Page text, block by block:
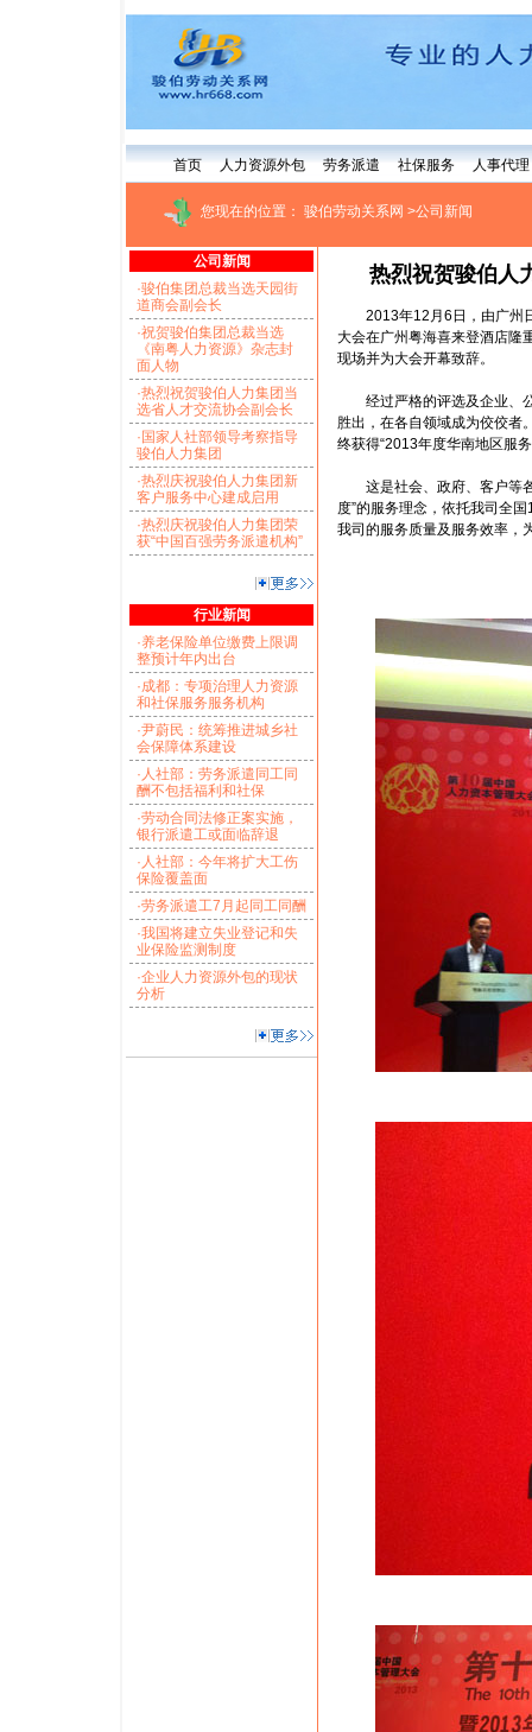
首页 人力资源外包 劳务派遣 社保服务 人事代理
您现在的位置： 骏伯劳动关系网 >公司新闻
公司新闻
·骏伯集团总裁当选天园街
道商会副会长
·祝贺骏伯集团总裁当选
《南粤人力资源》杂志封
面人物
·热烈祝贺骏伯人力集团当
选省人才交流协会副会长
·国家人社部领导考察指导
骏伯人力集团
·热烈庆祝骏伯人力集团新
客户服务中心建成启用
·热烈庆祝骏伯人力集团荣
获“中国百强劳务派遣机构”
行业新闻
·养老保险单位缴费上限调
整预计年内出台
·成都：专项治理人力资源
和社保服务服务机构
·尹蔚民：统筹推进城乡社
会保障体系建设
·人社部：劳务派遣同工同
酬不包括福利和社保
·劳动合同法修正案实施，
银行派遣工或面临辞退
·人社部：今年将扩大工伤
保险覆盖面
·劳务派遣工7月起同工同酬
·我国将建立失业登记和失
业保险监测制度
·企业人力资源外包的现状
分析
热烈祝贺骏伯人
2013年12月6日，由广州日
大会在广州粤海喜来登酒店隆
现场并为大会开幕致辞。
经过严格的评选及企业、公
胜出，在各自领域成为佼佼者
终获得“2013年度华南地区服
这是社会、政府、客户等各
度”的服务理念，依托我司全
我司的服务质量及服务效率，